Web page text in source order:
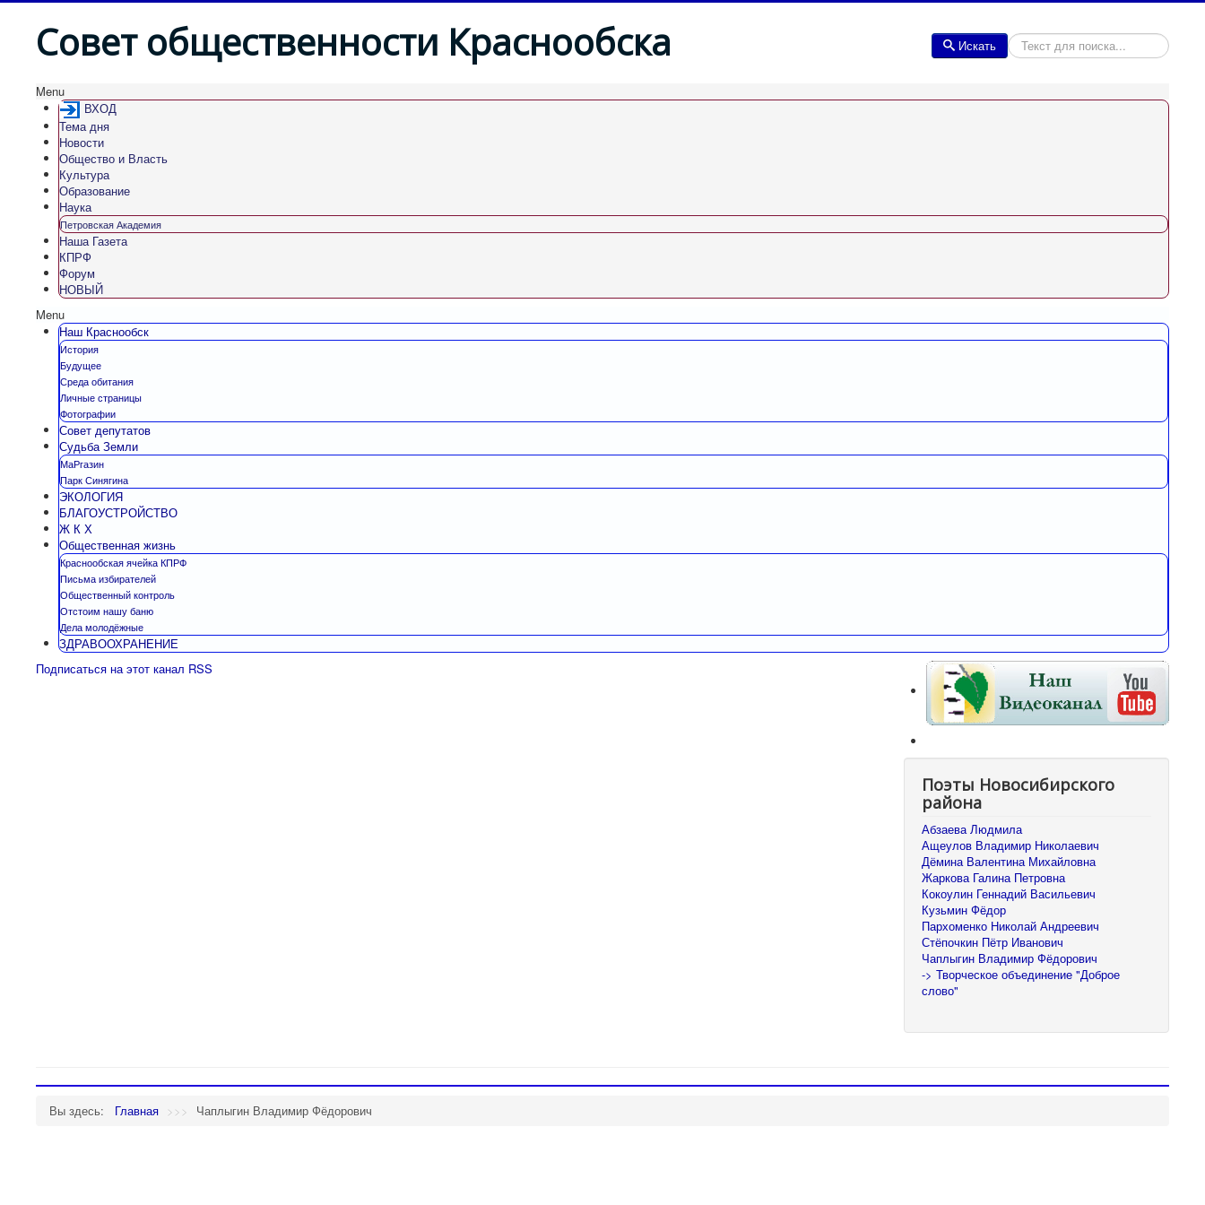
Совет общественности Краснообска Искать Искать
Menu
ВХОД
Тема дня
Новости
Общество и Власть
Культура
Образование
Наука
Петровская Академия
Наша Газета
КПРФ
Форум
НОВЫЙ
Menu
Наш Краснообск
История
Будущее
Среда обитания
Личные страницы
Фотографии
Совет депутатов
Судьба Земли
МаРгазин
Парк Синягина
ЭКОЛОГИЯ
БЛАГОУСТРОЙСТВО
Ж К Х
Общественная жизнь
Краснообская ячейка КПРФ
Письма избирателей
Общественный контроль
Отстоим нашу баню
Дела молодёжные
ЗДРАВООХРАНЕНИЕ
Подписаться на этот канал RSS
Поэты Новосибирского
района
Абзаева Людмила
Ащеулов Владимир Николаевич
Дёмина Валентина Михайловна
Жаркова Галина Петровна
Кокоулин Геннадий Васильевич
Кузьмин Фёдор
Пархоменко Николай Андреевич
Стёпочкин Пётр Иванович
Чаплыгин Владимир Фёдорович
-> Творческое объединение "Доброе
слово"
Вы здесь: Главная >>> Чаплыгин Владимир Фёдорович